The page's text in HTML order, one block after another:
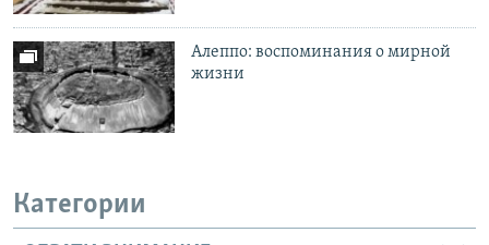
Алеппо: воспоминания о мирной
жизни
Категории